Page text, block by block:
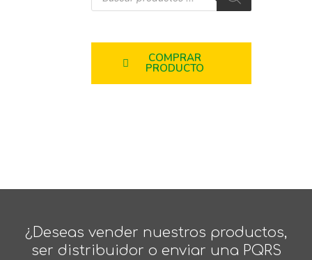
COMPRAR
PRODUCTO
¿Deseas vender nuestros productos,
ser distribuidor o enviar una PQRS